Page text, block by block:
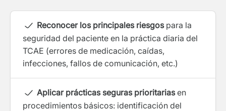
Reconocer los principales riesgospara la
seguridad del paciente en la práctica diaria del
TCAE (errores de medicación, caídas,
infecciones, fallos de comunicación, etc.)
Aplicar prácticas seguras prioritariasen
procedimientos básicos: identificación del